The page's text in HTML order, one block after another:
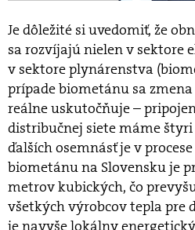
Je dôležité si uvedomiť, že
sa rozvíjajú nielen v sektore
v sektore plynárenstva
prípade biometánu sa
reálne uskutočňuje –
distribučnej siete máme
ďalších osemnásť je v
biometánu na Slovensku je
metrov kubických, čo
všetkých výrobcov tepla pre